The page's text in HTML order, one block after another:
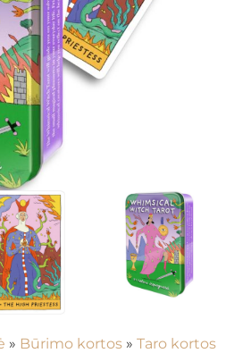
» Būrimo kortos » Taro kortos